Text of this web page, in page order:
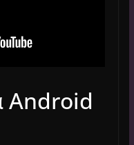
Android